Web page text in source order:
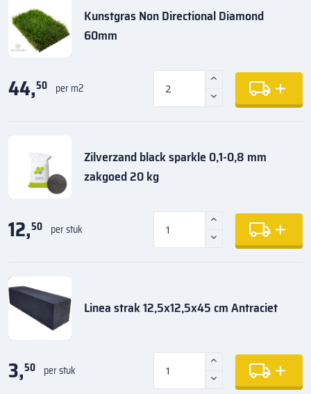
Kunstgras Non Directional Diamond
60mm
44,50 per m2
Zilverzand black sparkle 0,1-0,8 mm
zakgoed 20 kg
12,50 per stuk
Linea strak 12,5x12,5x45 cm Antraciet
3,50 per stuk